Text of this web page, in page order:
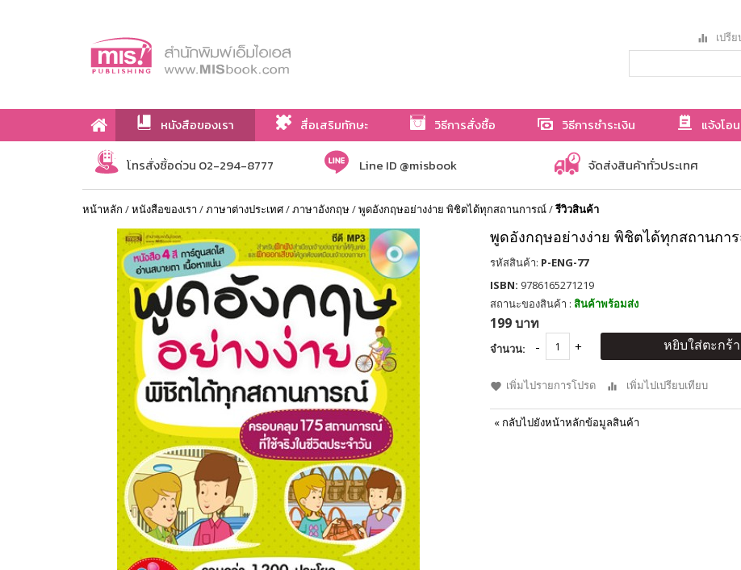
เปรี
หนังสือของเรา สื่อเสริมทักษะ วิธีการสั่งซื้อ วิธีการชำระเงิน แจ้งโอ
เกี่ยวกับเรา
โทรสั่งซื้อด่วน 02-294-8777 Line ID @misbook จัดส่งสินค้าทั่วประเทศ
หน้าหลัก /หนังสือของเรา /ภาษาต่างประเทศ/ภาษาอังกฤษ /พูดอังกฤษอย่างง่าย พิชิตได้ทุกสถานการณ์/รีวิวสินค้า
พูดอังกฤษอย่างง่าย พิชิตได้ทุกสถานกา
รหัสสินค้า: P-ENG-77
ISBN: 9786165271219
สถานะของสินค้า : สินค้าพร้อมส่ง
199 บาท
จำนวน: หยิบใส่ตะกร้า
เพิ่มไปรายการโปรด เพิ่มไปเปรียบเทียบ
« กลับไปยังหน้าหลักข้อมูลสินค้า